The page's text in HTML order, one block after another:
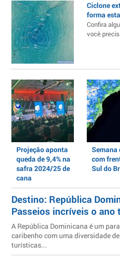
Ciclone
forma
Confira
você
Projeção aponta
queda de 9,4% na
safra 2024/25 de
cana
Semana
com
Sul do
Destino: República
Passeios incríveis o ano
A República Dominicana é um
caribenho com uma diversidade
turísticas...